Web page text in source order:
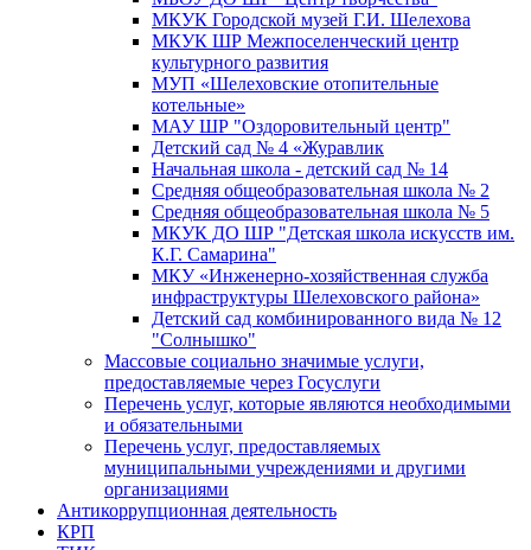
МКУК Городской музей Г.И. Шелехова
МКУК ШР Межпоселенческий центр
культурного развития
МУП «Шелеховские отопительные
котельные»
МАУ ШР "Оздоровительный центр"
Детский сад № 4 «Журавлик
Начальная школа - детский сад № 14
Средняя общеобразовательная школа № 2
Средняя общеобразовательная школа № 5
МКУК ДО ШР "Детская школа искусств им.
К.Г. Самарина"
МКУ «Инженерно-хозяйственная служба
инфраструктуры Шелеховского района»
Детский сад комбинированного вида № 12
"Солнышко"
Массовые социально значимые услуги,
предоставляемые через Госуслуги
Перечень услуг, которые являются необходимыми
и обязательными
Перечень услуг, предоставляемых
муниципальными учреждениями и другими
организациями
Антикоррупционная деятельность
КРП